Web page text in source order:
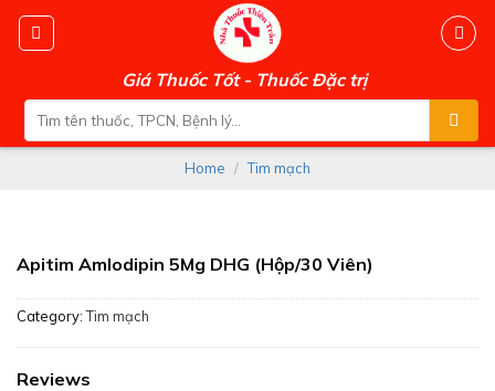
Skip
Giá Thuốc Tốt - Thuốc Đặc trị
for:
Home / Tim mạch
Apitim Amlodipin 5Mg DHG (Hộp/30 Viên)
Category:Tim mạch
Reviews